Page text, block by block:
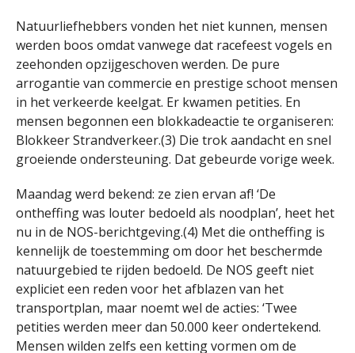
Natuurliefhebbers vonden het niet kunnen, mensen
werden boos omdat vanwege dat racefeest vogels en
zeehonden opzijgeschoven werden. De pure
arrogantie van commercie en prestige schoot mensen
in het verkeerde keelgat. Er kwamen petities. En
mensen begonnen een blokkadeactie te organiseren:
Blokkeer Strandverkeer.(3) Die trok aandacht en snel
groeiende ondersteuning. Dat gebeurde vorige week.
Maandag werd bekend: ze zien ervan af! ‘De
ontheffing was louter bedoeld als noodplan’, heet het
nu in de NOS-berichtgeving.(4) Met die ontheffing is
kennelijk de toestemming om door het beschermde
natuurgebied te rijden bedoeld. De NOS geeft niet
expliciet een reden voor het afblazen van het
transportplan, maar noemt wel de acties: ‘Twee
petities werden meer dan 50.000 keer ondertekend.
Mensen wilden zelfs een ketting vormen om de